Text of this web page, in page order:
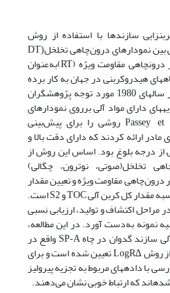
سازندها با استفاده از روش
نمودارهای درون‌چاهی تخلخل (DT
درونچاهی مقاومت­ ویژه (RT)به‌عنوان
هیدروکربنی در جهان به کار برده
می­شود. آغاز این روش­ها که در سال­های 1980 مورد توجه پژوهشگران
دارای مواد آلی برروی نمودارهای
Passeyروشی را برای پیش‌بینی
ارائه کردند که دارای دقت بالا و
درجه بلوغ بود. اساس این روش از
تخلخل(صوتی، نوترون، چگالی)
مقاومت ویژه و تعیین مقدار
مقدار کل کربن آلیTOCوS2 است.
مراحل اکتشاف و تولید، ارزیابی نسبی
نمونه به‌دست آورد. در این مطالعه،
سازند گدوان در چاهSP-A واقع در
از روش∆LogR تعیین شده است و برای
با داده­های مربوط به تجزیه پیرولیز
که ارتباط خوبی نشان می‌دهند.